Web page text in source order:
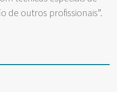
de outros profissionais”.